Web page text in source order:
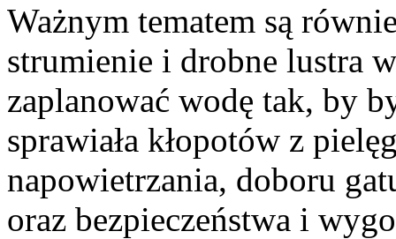
Ważnym tematem są
strumienie i drobne lustra
zaplanować wodę tak, by
sprawiała kłopotów z
napowietrzania, doboru
oraz bezpieczeństwa i